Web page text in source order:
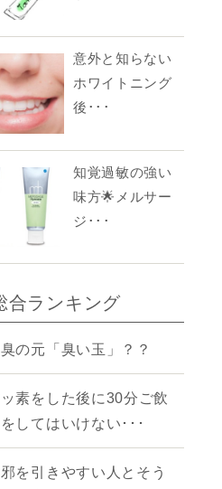
意外と知らない
ホワイトニング
後･･･
知覚過敏の強い
味方🌟メルサー
ジ･･･
合ランキング
の元「臭い玉」？？
素をした後に30分ご飲
してはいけない･･･
を引きやすい人とそう